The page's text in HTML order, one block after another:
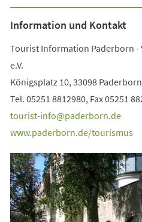
Information und Kontakt
Tourist Information Paderborn -
e.V.
Königsplatz 10, 33098 Paderborn
Tel. 05251 8812980, Fax 05251
tourist-info
paderborn de
www.paderborn.de/tourismus